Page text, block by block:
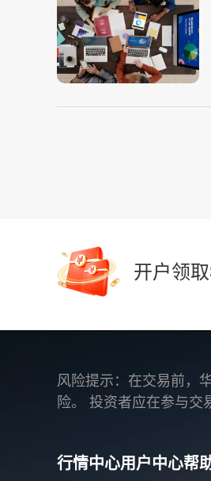
开户领取
风险提示：在交易前，
险。 投资者应在参与交
行情中心用户中心帮